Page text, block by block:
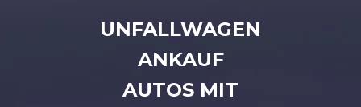
UNFALLWAGEN
ANKAUF
AUTOS MIT